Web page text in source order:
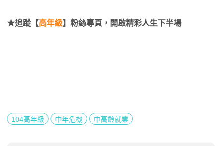
★追蹤【高年級】粉絲專頁，開啟精彩人生下半場
104高年級 中年危機 中高齡就業